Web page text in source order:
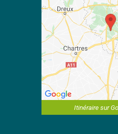
Itinéraire sur